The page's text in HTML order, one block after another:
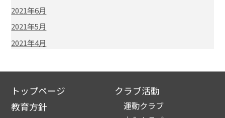
2021年6月
2021年5月
2021年4月
トップページ
教育方針
クラブ活動
運動クラブ